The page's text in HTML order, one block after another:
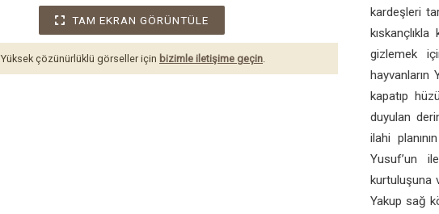
TAM EKRAN GÖRÜNTÜLE
Yüksek çözünürlüklü görseller için bizimle iletişime geçin.
kardeşleri
gizlemek
hayvanların
kapatıp
duyulan
ilahi
Yusuf’un
kurtuluşuna
Yakup sağ